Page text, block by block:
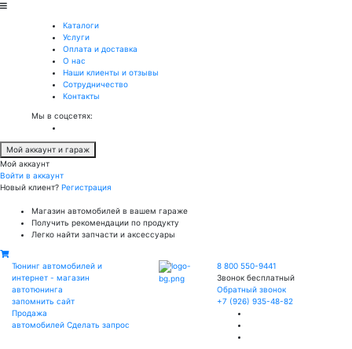
Каталоги
Услуги
Оплата и доставка
О нас
Наши клиенты и отзывы
Сотрудничество
Контакты
Мы в соцсетях:
Мой аккаунт и гараж
Мой аккаунт
Войти в аккаунт
Новый клиент? Регистрация
Магазин автомобилей в вашем гараже
Получить рекомендации по продукту
Легко найти запчасти и аксессуары
Тюнинг автомобилей и
интернет - магазин
автотюнинга
запомнить сайт
Продажа
автомобилей Сделать запрос
8 800 550-9441
Звонок бесплатный
Обратный звонок
+7 (926) 935-48-82